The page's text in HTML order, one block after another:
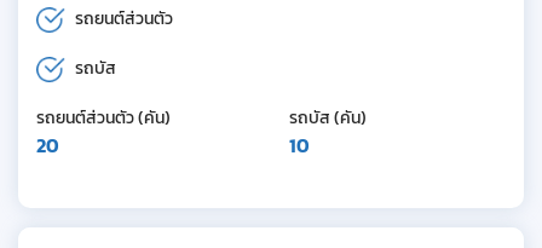
รถยนต์ส่วนตัว
รถบัส
รถยนต์ส่วนตัว (คัน)
20
รถบัส (คัน)
10